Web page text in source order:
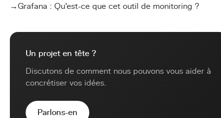
→Grafana : Qu'est-ce que cet outil de monitoring ?
Un projet en tête ?
Discutons de comment nous pouvons vous aider à
concrétiser vos idées.
Parlons-en